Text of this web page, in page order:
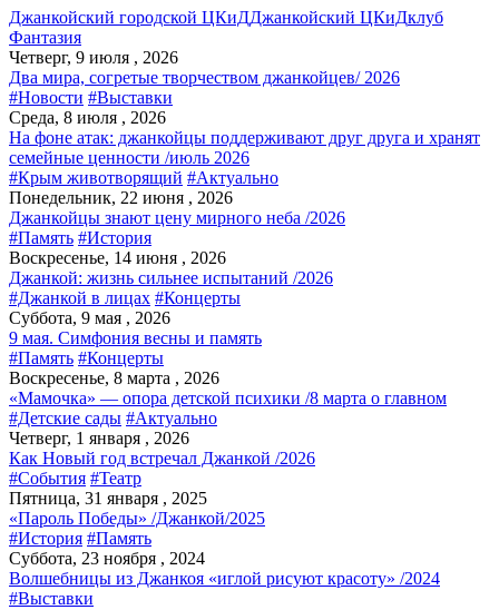
Джанкойский городской ЦКиДДжанкойский ЦКиДклуб
Фантазия
Четверг, 9 июля , 2026
Два мира, согретые творчеством джанкойцев/ 2026
#Новости #Выставки
Среда, 8 июля , 2026
На фоне атак: джанкойцы поддерживают друг друга и хранят
семейные ценности /июль 2026
#Крым животворящий #Актуально
Понедельник, 22 июня , 2026
Джанкойцы знают цену мирного неба /2026
#Память #История
Воскресенье, 14 июня , 2026
Джанкой: жизнь сильнее испытаний /2026
#Джанкой в лицах #Концерты
Суббота, 9 мая , 2026
9 мая. Симфония весны и память
#Память #Концерты
Воскресенье, 8 марта , 2026
«Мамочка» — опора детской психики /8 марта о главном
#Детские сады #Актуально
Четверг, 1 января , 2026
Как Новый год встречал Джанкой /2026
#События #Театр
Пятница, 31 января , 2025
«Пароль Победы» /Джанкой/2025
#История #Память
Суббота, 23 ноября , 2024
Волшебницы из Джанкоя «иглой рисуют красоту» /2024
#Выставки